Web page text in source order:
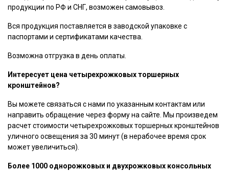
продукции по РФ и СНГ, возможен самовывоз.
Вся продукция поставляется в заводской упаковке с
паспортами и сертификатами качества.
Возможна отгрузка в день оплаты.
Интересует цена четырехрожковых торшерных
кронштейнов?
Вы можете связаться с нами по указанным контактам или
направить обращение через форму на сайте. Мы произведем
расчет стоимости четырехрожковых торшерных кронштейнов
уличного освещения за 30 минут (в нерабочее время срок
может увеличиться).
Более 1000 однорожковых и двухрожковых консольных